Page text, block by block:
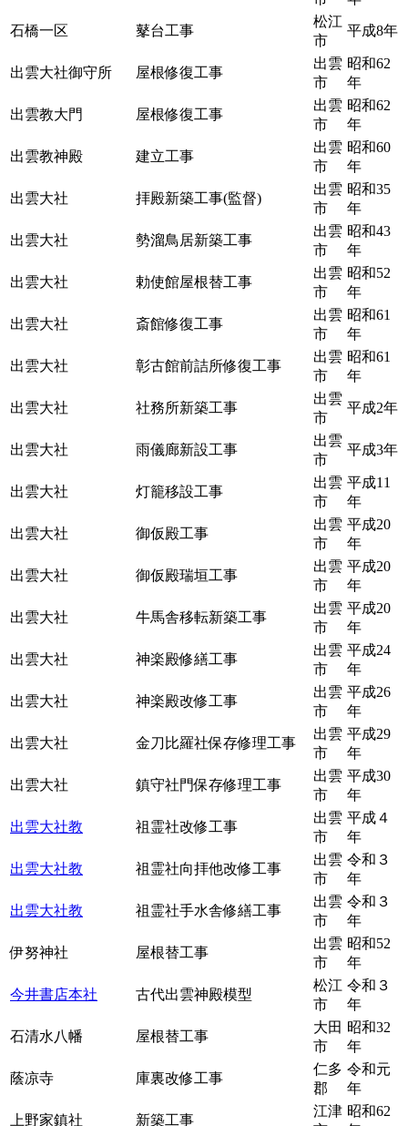
石橋一区 鼕台工事
松江
市
平成8年
出雲大社御守所 屋根修復工事
出雲
市
昭和62
年
出雲教大門 屋根修復工事
出雲
市
昭和62
年
出雲教神殿 建立工事
出雲
市
昭和60
年
出雲大社 拝殿新築工事(監督)
出雲
市
昭和35
年
出雲大社 勢溜鳥居新築工事
出雲
市
昭和43
年
出雲大社 勅使館屋根替工事
出雲
市
昭和52
年
出雲大社 斎館修復工事
出雲
市
昭和61
年
出雲大社 彰古館前詰所修復工事
出雲
市
昭和61
年
出雲大社 社務所新築工事
出雲
市
平成2年
出雲大社 雨儀廊新設工事
出雲
市
平成3年
出雲大社 灯籠移設工事
出雲
市
平成11
年
出雲大社 御仮殿工事
出雲
市
平成20
年
出雲大社 御仮殿瑞垣工事
出雲
市
平成20
年
出雲大社 牛馬舎移転新築工事
出雲
市
平成20
年
出雲大社 神楽殿修繕工事
出雲
市
平成24
年
出雲大社 神楽殿改修工事
出雲
市
平成26
年
出雲大社 金刀比羅社保存修理工事
出雲
市
平成29
年
出雲大社 鎮守社門保存修理工事
出雲
市
平成30
年
出雲大社教 祖霊社改修工事
出雲
市
平成４
年
出雲大社教 祖霊社向拝他改修工事
出雲
市
令和３
年
出雲大社教 祖霊社手水舎修繕工事
出雲
市
令和３
年
伊努神社 屋根替工事
出雲
市
昭和52
年
今井書店本社 古代出雲神殿模型
松江
市
令和３
年
石清水八幡 屋根替工事
大田
市
昭和32
年
蔭凉寺 庫裏改修工事
仁多
郡
令和元
年
上野家鎮社 新築工事
江津 昭和62